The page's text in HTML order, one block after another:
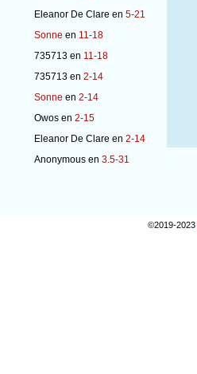
Eleanor De Clare en 5-21
Sonne en 11-18
735713 en 11-18
735713 en 2-14
Sonne en 2-14
Owos en 2-15
Eleanor De Clare en 2-14
Anonymous en 3.5-31
©2019-2023